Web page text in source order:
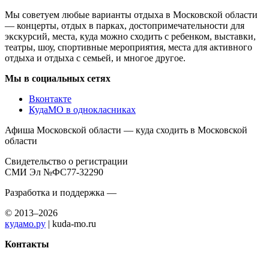
Мы советуем любые варианты отдыха в Московской области
— концерты, отдых в парках, достопримечательности для
экскурсий, места, куда можно сходить с ребенком, выставки,
театры, шоу, спортивные мероприятия, места для активного
отдыха и отдыха с семьей, и многое другое.
Мы в социальных сетях
Вконтакте
КудаМО в однокласниках
Афиша Московской области — куда сходить в Московской
области
Свидетельство о регистрации
СМИ Эл №ФС77-32290
Разработка и поддержка —
© 2013–2026
кудамо.ру | kuda-mo.ru
Контакты